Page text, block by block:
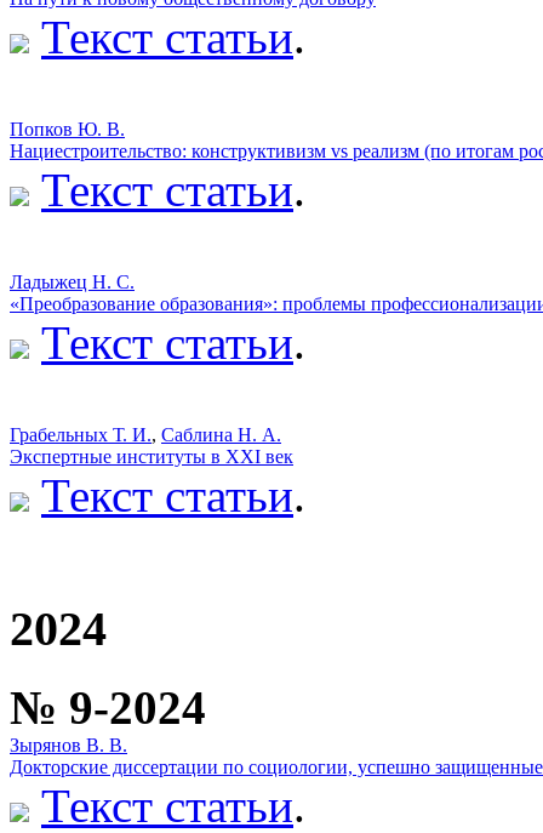
Текст статьи.
Попков Ю. В.
Нациестроительство: конструктивизм vs реализм (по итогам
Текст статьи.
Ладыжец Н. С.
«Преобразование образования»: проблемы
Текст статьи.
Грабельных Т. И., Саблина Н. А.
Экспертные институты в XXI век
Текст статьи.
2024
№ 9-2024
Зырянов В. В.
Докторские диссертации по социологии, успешно защищенные
Текст статьи.